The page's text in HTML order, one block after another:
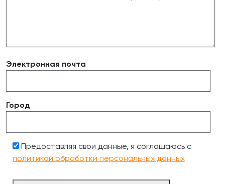
Электронная почта
Город
Предоставляя свои данные, я соглашаюсь с
политикой обработки персональных данных